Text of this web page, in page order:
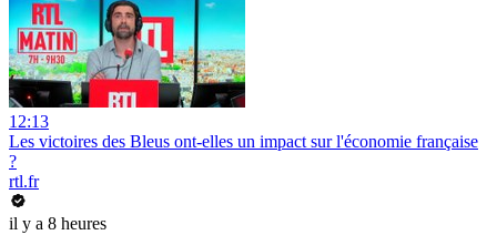
12:13
Les victoires des Bleus ont-elles un impact sur l'économie française
?
rtl.fr
il y a 8 heures